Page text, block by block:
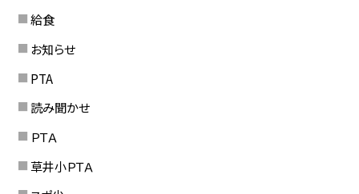
給食
お知らせ
PTA
読み聞かせ
ＰＴＡ
草井小ＰＴＡ